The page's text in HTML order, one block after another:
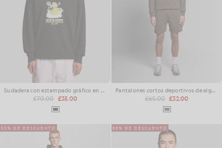
Sudadera con estampado gráfico en el pecho
£70.00 £35.00
Pantalones cortos deportivos de algodón lavado grueso
£65.00 £32.00
50% DE DESCUENTO 50% DE DESCUENTO